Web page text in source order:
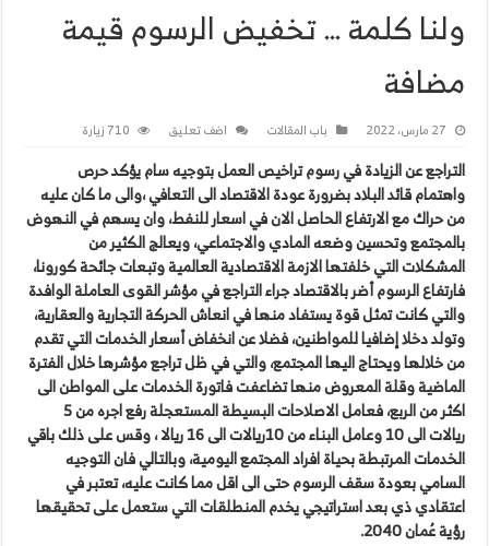
ولنا كلمة … تخفيض الرسوم قيمة
مضافة
27 مارس، 2022 باب المقالات اضف تعليق 710 زيارة
التراجع عن الزيادة في رسوم تراخيص العمل بتوجيه سام يؤكد حرص
واهتمام قائد البلاد بضرورة عودة الاقتصاد الى التعافي ،والى ما كان عليه
من حراك مع الارتفاع الحاصل الان في اسعار للنفط، وان يسهم في النهوض
بالمجتمع وتحسين وضعه المادي والاجتماعي، ويعالج الكثير من
المشكلات التي خلفتها الازمة الاقتصادية العالمية وتبعات جائحة كورونا،
فارتفاع الرسوم أضر بالاقتصاد جراء التراجع في مؤشر القوى العاملة الوافدة
والتي كانت تمثل قوة يستفاد منها في انعاش الحركة التجارية والعقارية،
وتولد دخلا إضافيا للمواطنين، فضلا عن انخفاض أسعار الخدمات التي تقدم
من خلالها ويحتاج اليها المجتمع، والتي في ظل تراجع مؤشرها خلال الفترة
الماضية وقلة المعروض منها تضاعفت فاتورة الخدمات على المواطن الى
اكثر من الربع، فعامل الاصلاحات البسيطة المستعجلة رفع اجره من 5
ريالات الى 10 وعامل البناء من 10ريالات الى 16 ريالا ، وقس على ذلك باقي
الخدمات المرتبطة بحياة افراد المجتمع اليومية، وبالتالي فان التوجيه
السامي بعودة سقف الرسوم حتى الى اقل مما كانت عليه، تعتبر في
اعتقادي ذي بعد استراتيجي يخدم المنطلقات التي ستعمل على تحقيقها
رؤية عُمان 2040.